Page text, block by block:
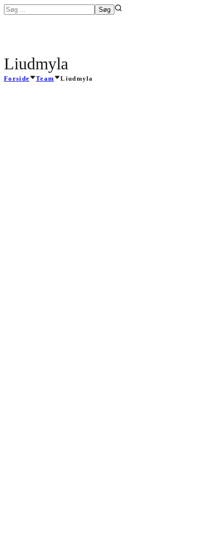
Liudmyla
Forside Team Liudmyla